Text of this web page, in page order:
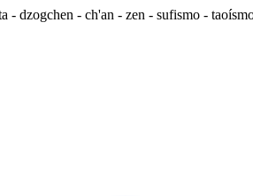
- dzogchen - ch'an - zen - sufismo -